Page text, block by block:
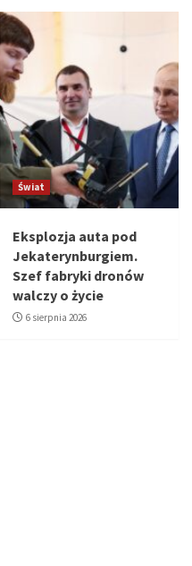
Świat
Eksplozja auta pod
Jekaterynburgiem.
Szef fabryki dronów
walczy o życie
6 sierpnia 2026